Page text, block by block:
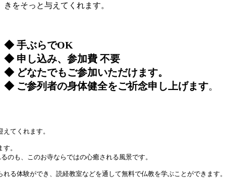
きをそっと与えてくれます。
◆ 手ぶらでOK
◆ 申し込み、参加費 不要
◆ どなたでもご参加いただけます。
◆ ご参列者の身体健全をご祈念申し上げます。
てくれます。
。
のも、このお寺ならではの心癒される風景です。
る体験ができ、読経教室などを通して無料で仏教を学ぶことができます